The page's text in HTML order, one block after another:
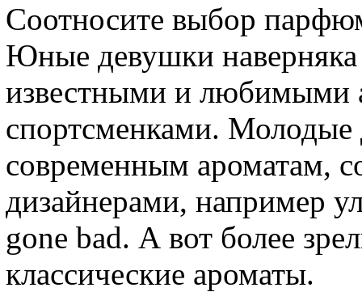
Соотносите выбор
Юные девушки наверняка
известными и любимыми
спортсменками. Молодые
современным ароматам,
дизайнерами, например
gone bad. А вот более
классические ароматы.